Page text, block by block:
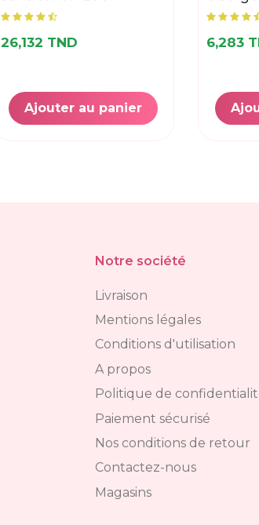
26,132 TND
Ajouter au panier
6,283
Notre société
Livraison
Mentions légales
Conditions d'utilisation
A propos
Politique de
Paiement sécurisé
Nos conditions de retour
Contactez-nous
Magasins